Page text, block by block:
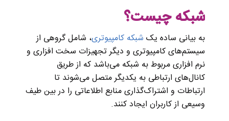
شبکه چیست؟
به بیانی ساده‌ یک شبکه کامپیوتری، شامل گروهی از
سیستم‌های کامپیوتری و دیگر تجهیزات سخت افزاری و
نرم افزاری مربوط به شبکه می‌باشد که از طریق
کانال‌های ارتباطی به یکدیگر متصل می‌شوند تا
ارتباطات و اشتراک‌گذاری منابع اطلاعاتی را در بین طیف
وسیعی از کاربران ایجاد کنند.